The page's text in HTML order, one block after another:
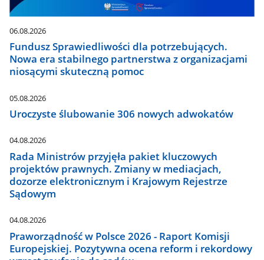
06.08.2026
Fundusz Sprawiedliwości dla potrzebujących.
Nowa era stabilnego partnerstwa z organizacjami
niosącymi skuteczną pomoc
05.08.2026
Uroczyste ślubowanie 306 nowych adwokatów
04.08.2026
Rada Ministrów przyjęła pakiet kluczowych
projektów prawnych. Zmiany w mediacjach,
dozorze elektronicznym i Krajowym Rejestrze
Sądowym
04.08.2026
Praworządność w Polsce 2026 - Raport Komisji
Europejskiej. Pozytywna ocena reform i rekordowy